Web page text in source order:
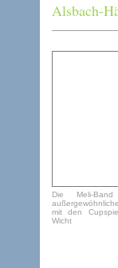
Alsbach-
Die Meli-
mit den
Wicht